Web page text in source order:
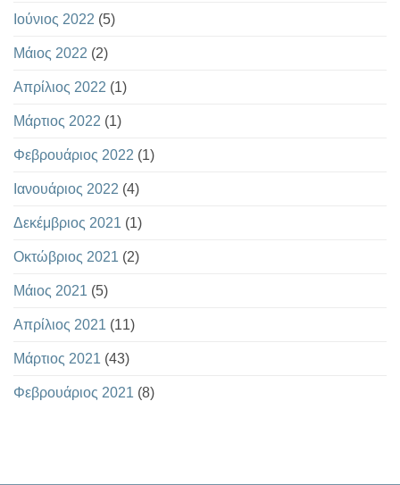
Ιούνιος 2022 (5)
Μάιος 2022 (2)
Απρίλιος 2022 (1)
Μάρτιος 2022 (1)
Φεβρουάριος 2022 (1)
Ιανουάριος 2022 (4)
Δεκέμβριος 2021 (1)
Οκτώβριος 2021 (2)
Μάιος 2021 (5)
Απρίλιος 2021 (11)
Μάρτιος 2021 (43)
Φεβρουάριος 2021 (8)